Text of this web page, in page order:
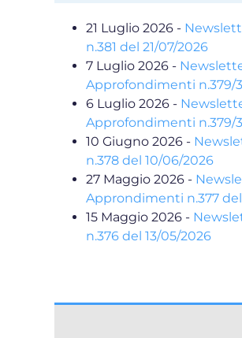
21 Luglio 2026 -
n.381 del 21/07/2026
7 Luglio 2026 -
Approfondimenti n.379/
6 Luglio 2026 -
Approfondimenti n.379/
10 Giugno 2026 -
n.378 del 10/06/2026
27 Maggio 2026 -
Approndimenti n.377
15 Maggio 2026 -
n.376 del 13/05/2026